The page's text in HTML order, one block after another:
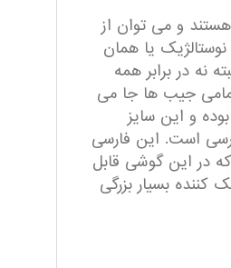
و می توان از
یا همان
نه در برابر همه
جیب ها جا می
است. ابعادی که برای این گوشی در نظر گرفته اند ۱۰۰*۵۰*۲۰ میلی متر بوده و این سایز
حروف فارسی است. این فارسی
در این گوشی قابل
بسیار بزرگی